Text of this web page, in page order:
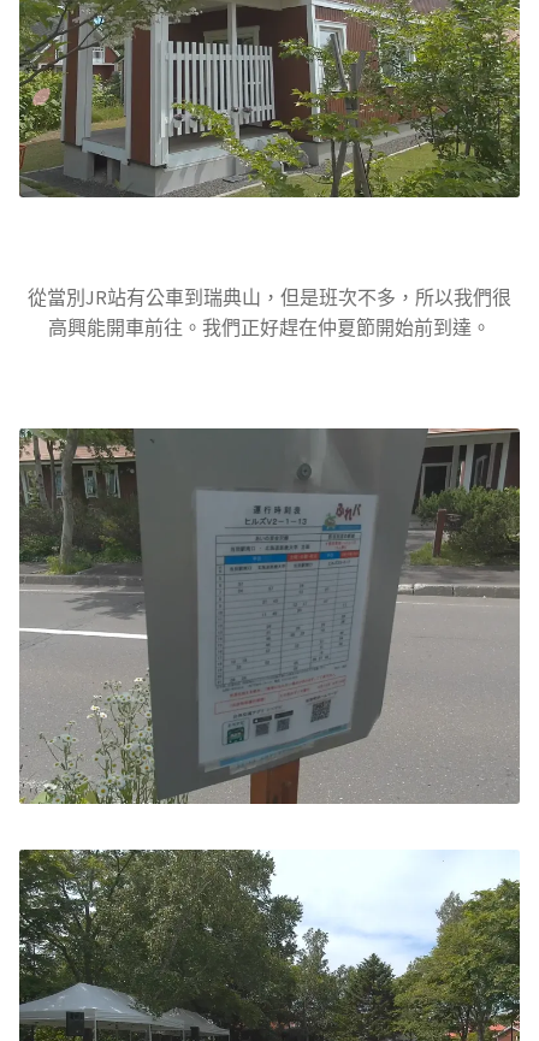
從當別JR站有公車到瑞典山，但是班次不多，所以我們很
高興能開車前往。我們正好趕在仲夏節開始前到達。